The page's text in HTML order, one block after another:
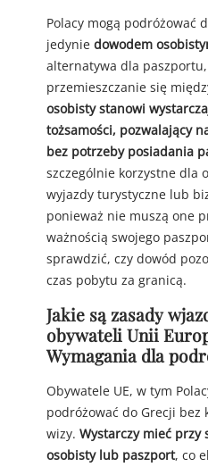
Polacy mogą podróżować
jedynie dowodem
alternatywa dla paszportu,
przemieszczanie się
osobisty stanowi
tożsamości, pozwalający
bez potrzeby posiadania
szczególnie korzystne dla
wyjazdy turystyczne lub
ponieważ nie muszą one
ważnością swojego
sprawdzić, czy dowód
czas pobytu za granicą.
Jakie są zasady
obywateli Unii
Wymagania dla
Obywatele UE, w tym
podróżować do Grecji bez
wizy. Wystarczy mieć przy
osobisty lub paszport, co